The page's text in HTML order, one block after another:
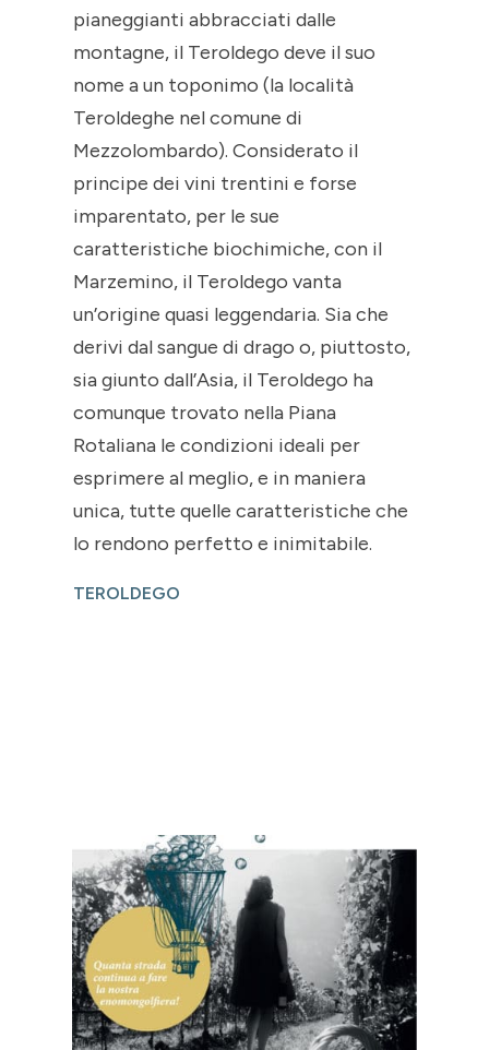
pianeggianti abbracciati dalle
montagne, il Teroldego deve il suo
nome a un toponimo (la località
Teroldeghe nel comune di
Mezzolombardo). Considerato il
principe dei vini trentini e forse
imparentato, per le sue
caratteristiche biochimiche, con il
Marzemino, il Teroldego vanta
un’origine quasi leggendaria. Sia che
derivi dal sangue di drago o, piuttosto,
sia giunto dall’Asia, il Teroldego ha
comunque trovato nella Piana
Rotaliana le condizioni ideali per
esprimere al meglio, e in maniera
unica, tutte quelle caratteristiche che
lo rendono perfetto e inimitabile.
TEROLDEGO